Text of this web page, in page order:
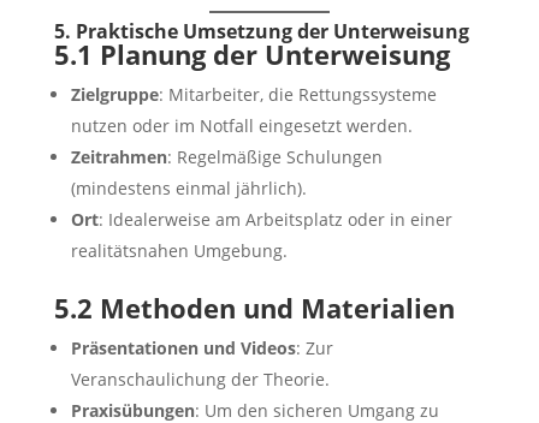
5. Praktische Umsetzung der Unterweisung
5.1 Planung der Unterweisung
Zielgruppe: Mitarbeiter, die Rettungssysteme
nutzen oder im Notfall eingesetzt werden.
Zeitrahmen: Regelmäßige Schulungen
(mindestens einmal jährlich).
Ort: Idealerweise am Arbeitsplatz oder in einer
realitätsnahen Umgebung.
5.2 Methoden und Materialien
Präsentationen und Videos: Zur
Veranschaulichung der Theorie.
Praxisübungen: Um den sicheren Umgang zu